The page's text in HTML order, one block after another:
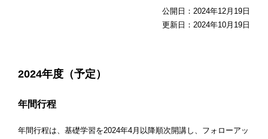
公開日：2024年12月19日
更新日：2024年10月19日
2024年度（予定）
年間行程
年間行程は、基礎学習を2024年4月以降順次開講し、フォローアッ